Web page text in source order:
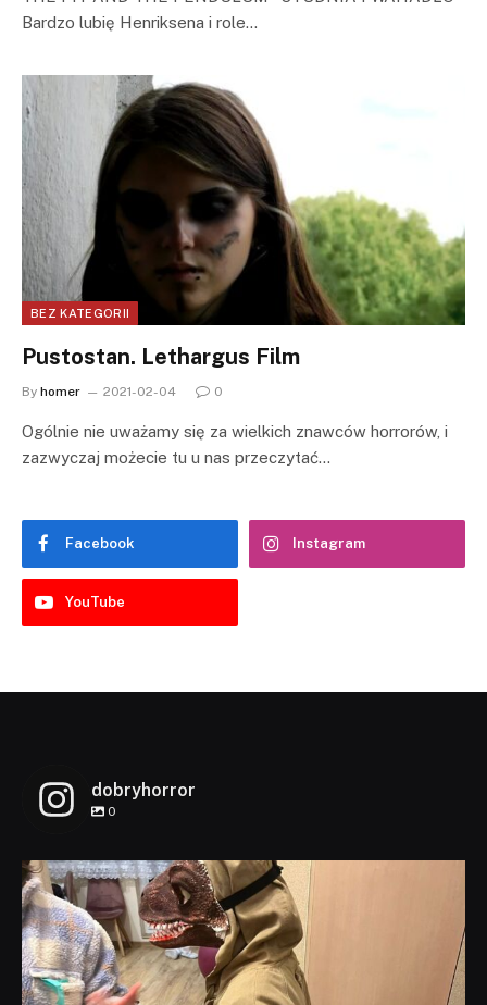
Bardzo lubię Henriksena i role…
BEZ KATEGORII
Pustostan. Lethargus Film
By homer 2021-02-04 0
Ogólnie nie uważamy się za wielkich znawców horrorów, i
zazwyczaj możecie tu u nas przeczytać…
Facebook Instagram
YouTube
dobryhorror
0
dobryhorror
Lis 1